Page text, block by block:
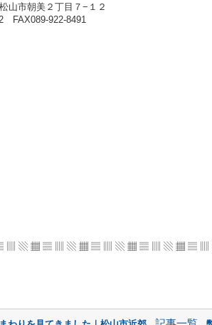
山市朝美２丁目７−１２
FAX089-922-8491
▥ ▧ ▦ ▤ ▥ ▧ ▦ ▤ ▥ ▧ ▦ ▤ ▥ ▧ ▦ ▤ ▥